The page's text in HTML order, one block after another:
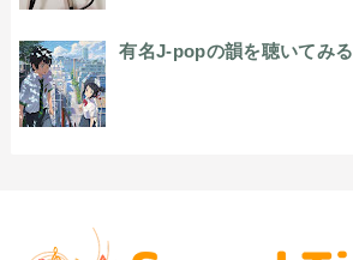
有名J-popの韻を聴いてみる